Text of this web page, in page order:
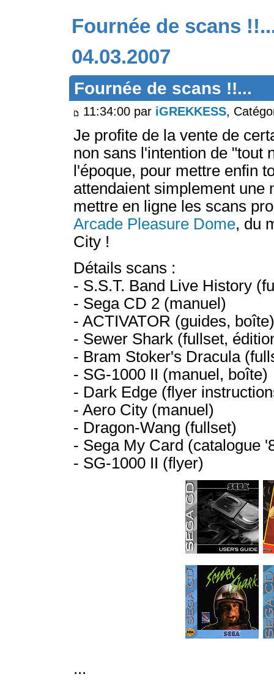
Fournée de scans
04.03.2007
Fournée de scans !!...
11:34:00 par iGREKKESS,
Je profite de la vente de
non sans l'intention de "tout
l'époque, pour mettre enfin
attendaient simplement une
mettre en ligne les scans
Arcade Pleasure Dome, du
City !
Détails scans :
- S.S.T. Band Live History
- Sega CD 2 (manuel)
- ACTIVATOR (guides,
- Sewer Shark (fullset,
- Bram Stoker's Dracula
- SG-1000 II (manuel, boîte)
- Dark Edge (flyer
- Aero City (manuel)
- Dragon-Wang (fullset)
- Sega My Card (catalogue
- SG-1000 II (flyer)
...